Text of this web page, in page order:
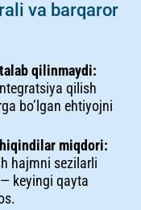
va barqaror
qilinmaydi:
qilish
bo’lgan ehtiyojni
miqdori:
hajmni sezilarli
keyingi qayta